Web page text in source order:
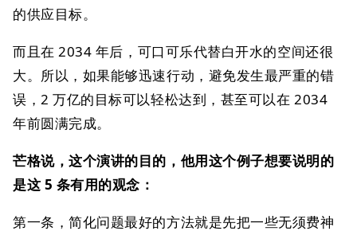
的供应目标。
而且在 2034 年后，可口可乐代替白开水的空间还很
大。所以，如果能够迅速行动，避免发生最严重的错
误，2 万亿的目标可以轻松达到，甚至可以在 2034
年前圆满完成。
芒格说，这个演讲的目的，他用这个例子想要说明的
是这 5 条有用的观念：
第一条，简化问题最好的方法就是先把一些无须费神